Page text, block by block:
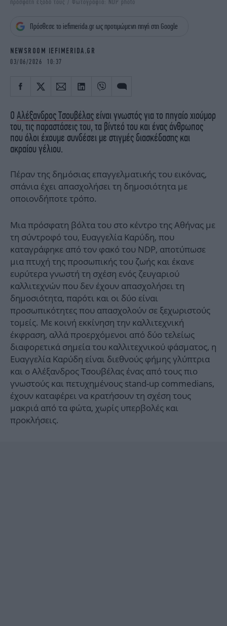
iBOOKS
ΖΩΔΙΑ
OSCARS
NEWSLETTER
πρόσφατη έξοδό τους / Φωτογραφία: NDP photo
Πρόσθεσε το iefimerida.gr ως προτιμώμενη πηγή στη Google
NEWSROOM IEFIMERIDA.GR
03/06/2026 10:37
O Αλέξανδρος Τσουβέλας είναι γνωστός για το πηγαίο χιούμορ
του, τις παραστάσεις του, τα βίντεό του και ένας άνθρωπος
που όλοι έχουμε συνδέσει με στιγμές διασκέδασης και
ακραίου γέλιου.
Πέραν της δημόσιας επαγγελματικής του εικόνας,
σπάνια έχει απασχολήσει τη δημοσιότητα με
οποιονδήποτε τρόπο.
Μια πρόσφατη βόλτα του στο κέντρο της Αθήνας με
τη σύντροφό του, Ευαγγελία Καρύδη, που
καταγράφηκε από τον φακό του NDP, αποτύπωσε
μια πτυχή της προσωπικής του ζωής και έκανε
ευρύτερα γνωστή τη σχέση ενός ζευγαριού
καλλιτεχνών που δεν έχουν απασχολήσει τη
δημοσιότητα, παρότι και οι δύο είναι
προσωπικότητες που απασχολούν σε ξεχωριστούς
τομείς. Με κοινή εκκίνηση την καλλιτεχνική
έκφραση, αλλά προερχόμενοι από δύο τελείως
διαφορετικά σημεία του καλλιτεχνικού φάσματος, η
Ευαγγελία Καρύδη είναι διεθνούς φήμης γλύπτρια
και ο Αλέξανδρος Τσουβέλας ένας από τους πιο
γνωστούς και πετυχημένους stand-up commedians,
έχουν καταφέρει να κρατήσουν τη σχέση τους
μακριά από τα φώτα, χωρίς υπερβολές και
προκλήσεις.